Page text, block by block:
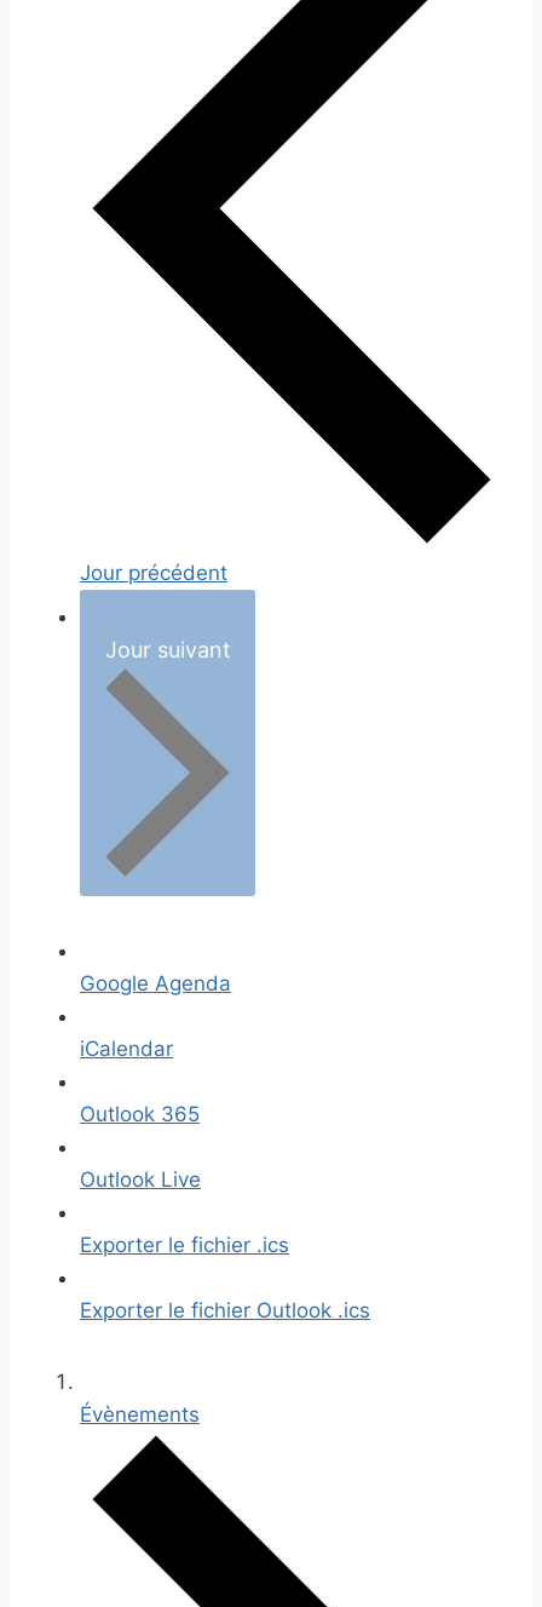
Jour précédent
Jour suivant
Google Agenda
iCalendar
Outlook 365
Outlook Live
Exporter le fichier .ics
Exporter le fichier Outlook .ics
Évènements